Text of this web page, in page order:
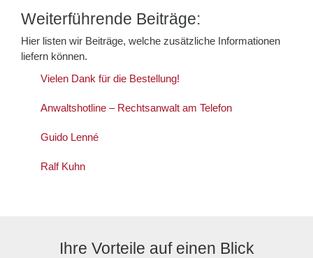
Weiterführende Beiträge:
Hier listen wir Beiträge, welche zusätzliche Informationen
liefern können.
Vielen Dank für die Bestellung!
Anwaltshotline – Rechtsanwalt am Telefon
Guido Lenné
Ralf Kuhn
Ihre Vorteile auf einen Blick